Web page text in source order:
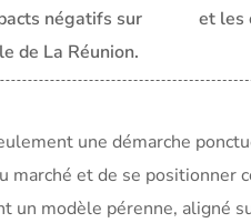
négatifs sur
de La Réunion.
et les
une démarche
marché et de se positionner
un modèle pérenne, aligné